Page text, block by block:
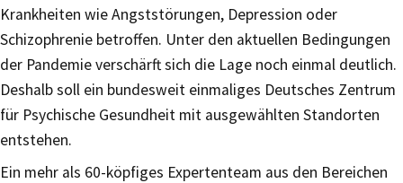
Krankheiten wie Angststörungen, Depression oder
Schizophrenie betroffen. Unter den aktuellen Bedingungen
der Pandemie verschärft sich die Lage noch einmal deutlich.
Deshalb soll ein bundesweit einmaliges Deutsches Zentrum
für Psychische Gesundheit mit ausgewählten Standorten
entstehen.
Ein mehr als 60-köpfiges Expertenteam aus den Bereichen